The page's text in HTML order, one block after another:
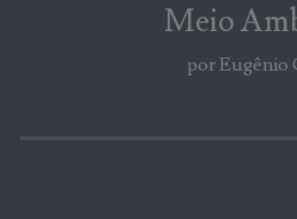
Meio
por Eugênio